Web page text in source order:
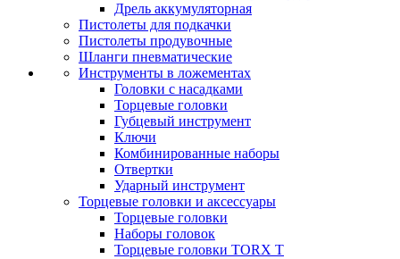
Дрель аккумуляторная
Пистолеты для подкачки
Пистолеты продувочные
Шланги пневматические
Инструменты в ложементах
Головки с насадками
Торцевые головки
Губцевый инструмент
Ключи
Комбинированные наборы
Отвертки
Ударный инструмент
Торцевые головки и аксессуары
Торцевые головки
Наборы головок
Торцевые головки TORX T